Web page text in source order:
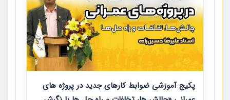
پکیج آموزشی ضوابط کارهای جدید در پروژه های